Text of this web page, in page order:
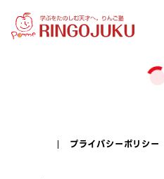
プライバシーポリシー